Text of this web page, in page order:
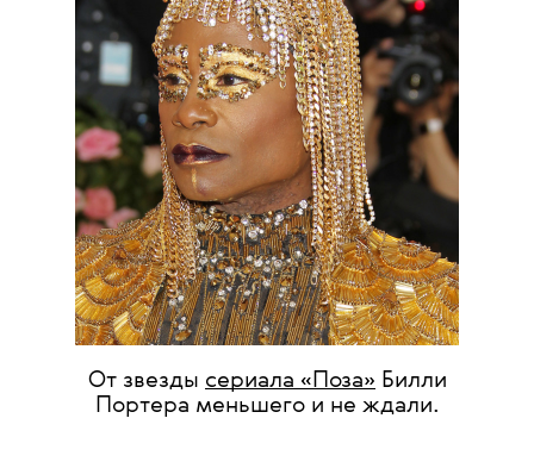
От звезды сериала «Поза» Билли
Портера меньшего и не ждали.